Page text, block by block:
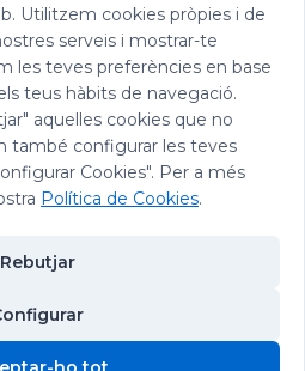
Utilitzem cookies pròpies i de
serveis i mostrar-te
les teves preferències en base
teus hàbits de navegació.
aquelles cookies que no
també configurar les teves
Cookies". Per a més
Política de Cookies.
Rebutjar